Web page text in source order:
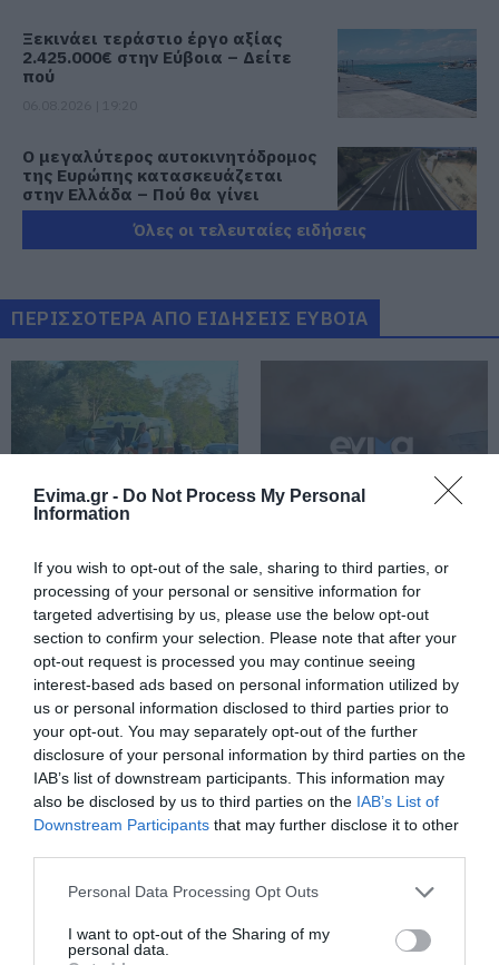
Evima.gr - Do Not Process My Personal
Information
If you wish to opt-out of the sale, sharing to third parties, or
processing of your personal or sensitive information for
targeted advertising by us, please use the below opt-out
section to confirm your selection. Please note that after your
opt-out request is processed you may continue seeing
interest-based ads based on personal information utilized by
us or personal information disclosed to third parties prior to
your opt-out. You may separately opt-out of the further
disclosure of your personal information by third parties on the
IAB’s list of downstream participants. This information may
also be disclosed by us to third parties on the IAB’s List of
Downstream Participants that may further disclose it to other
Please note that this website/app uses one or more Google
not limited to your visit or usage behaviour. You may click to
grant or deny consent to Google and its third-party tags to
Personal Data Processing Opt Outs
I want to opt-out of the Sharing of my
personal data.
Ξεκινάει τεράστιο έργο αξίας
2.425.000€ στην Εύβοια – Δείτε
πού
Ο μεγαλύτερος αυτοκινητόδρομος
της Ευρώπης κατασκευάζεται
στην Ελλάδα – Πού θα γίνει
06.08.2026 | 19:00
Εικόνα
06.08.2026 | 18:40
Έπαθε ηλεκτροπληξία ενώ έκλεβε
καλώδια – Οι συνεργοί του τον
εγκατέλειψαν
06.08.2026 | 18:20
Πανικός σε πανηγύρι της Εύβοιας:
Φωτιά στη Σκύρο: Πηγαίνουν
ενισχύσεις στο Νησί – Τώρα
πυροσβεστικά στο λιμάνι της
Κύμης
06.08.2026 | 17:40
Έρχεται το νέο υπερσύγχρονο
αθλητικό κέντρο στην Εύβοια –
Υπογράφτηκε η σύμβαση
06.08.2026 | 17:20
τη φωτιά στη Κεφαλονιά
06.08.2026 | 17:00
Όλες οι τελευταίες ειδήσεις
ΠΕΡΙΣΣΟΤΕΡΑ ΑΠΟ ΕΙΔΗΣΕΙΣ ΕΥΒΟΙΑ
στην Εύβοια: Τούμπαρε
αυτοκίνητο
Συνεχίζει να καίει στο
Νησί, συγκλονιστική
μαρτυρία – Νέες
εικόνες και βίντεο
έργο αξίας 2.425.000€
στην Εύβοια – Δείτε
αυτοκινητόδρομος της
Ευρώπης
κατασκευάζεται στην
Ελλάδα – Πού θα γίνει